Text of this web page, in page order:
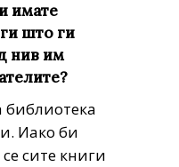
имате
што ги
нив им
Иако би
сите книги